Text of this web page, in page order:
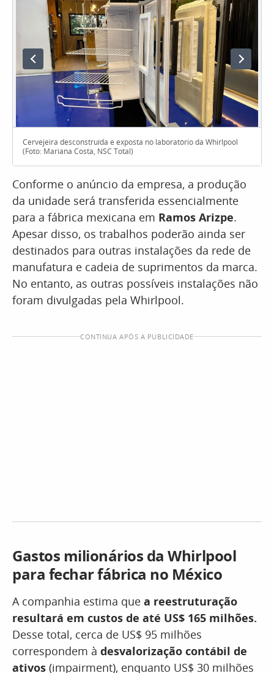
Cervejeira desconstruída e exposta no laboratório da Whirlpool
(Foto: Mariana Costa, NSC Total)
Conforme o anúncio da empresa, a produção
da unidade será transferida essencialmente
para a fábrica mexicana em Ramos Arizpe.
Apesar disso, os trabalhos poderão ainda ser
destinados para outras instalações da rede de
manufatura e cadeia de suprimentos da marca.
No entanto, as outras possíveis instalações não
foram divulgadas pela Whirlpool.
CONTINUA APÓS A PUBLICIDADE
Gastos milionários da Whirlpool
para fechar fábrica no México
A companhia estima que a reestruturação
resultará em custos de até US$ 165 milhões.
Desse total, cerca de US$ 95 milhões
correspondem à desvalorização contábil de
ativos (impairment), enquanto US$ 30 milhões